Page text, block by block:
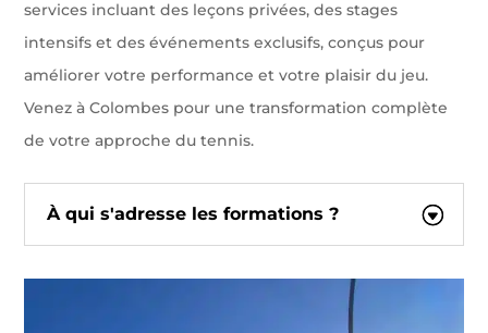
services incluant des leçons privées, des stages
intensifs et des événements exclusifs, conçus pour
améliorer votre performance et votre plaisir du jeu.
Venez à Colombes pour une transformation complète
de votre approche du tennis.
À qui s'adresse les formations ?